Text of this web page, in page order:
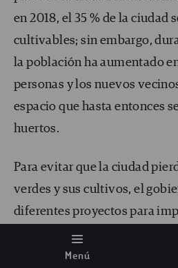
Menú
en 2018, el 35 % de la ciudad
cultivables; sin embargo,
la población ha aumentado
personas y los nuevos
espacio que hasta entonces
huertos.
Para evitar que la ciudad
verdes y sus cultivos, el
diferentes proyectos para
huertos de agricultura
ellos se basa en